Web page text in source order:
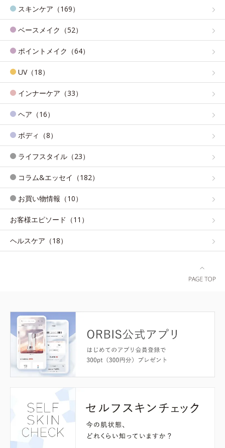
スキンケア（169）
ベースメイク（52）
ポイントメイク（64）
UV（18）
インナーケア（33）
ヘア（16）
ボディ（8）
ライフスタイル（23）
コラム&エッセイ（182）
お買い物情報（10）
お客様エピソード（11）
ヘルスケア（18）